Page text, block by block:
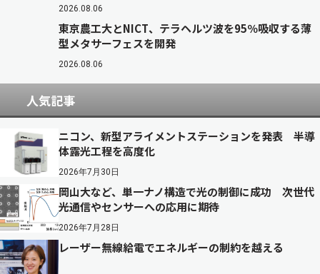
2026.08.06
東京農工大とNICT、テラヘルツ波を95％吸収する薄
型メタサーフェスを開発
2026.08.06
人気記事
ニコン、新型アライメントステーションを発表 半導
体露光工程を高度化
2026年7月30日
岡山大など、単一ナノ構造で光の制御に成功 次世代
光通信やセンサーへの応用に期待
2026年7月28日
レーザー無線給電でエネルギーの制約を越える